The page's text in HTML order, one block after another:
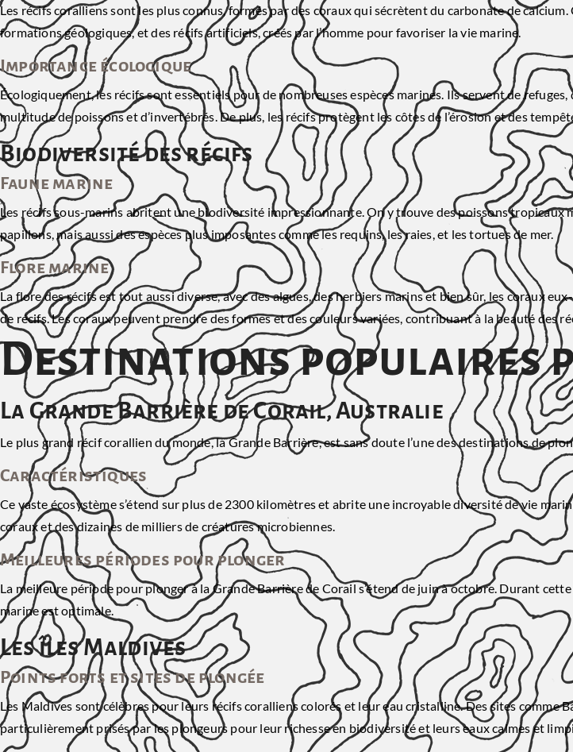
Les récifs coralliens sont les plus connus, formés par des coraux qui sécrètent du carbonate de
formations géologiques, et des récifs artificiels, créés par l’homme pour favoriser la vie marine.
Importance écologique
Écologiquement, les récifs sont essentiels pour de nombreuses espèces marines. Ils servent de
multitude de poissons et d’invertébrés. De plus, les récifs protègent les côtes de l’érosion et des
Biodiversité des récifs
Faune marine
Les récifs sous-marins abritent une biodiversité impressionnante. On y trouve des poissons tropicaux
papillons, mais aussi des espèces plus imposantes comme les requins, les raies, et les tortues de mer.
Flore marine
La flore des récifs est tout aussi diverse, avec des algues, des herbiers marins et bien sûr, les coraux
de récifs. Les coraux peuvent prendre des formes et des couleurs variées, contribuant à la beauté des
Destinations populaires
La Grande Barrière de Corail, Australie
Le plus grand récif corallien du monde, la Grande Barrière, est sans doute l’une des destinations de
Caractéristiques
Ce vaste écosystème s’étend sur plus de 2300 kilomètres et abrite une incroyable diversité de vie
coraux et des dizaines de milliers de créatures microbiennes.
Meilleures périodes pour plonger
La meilleure période pour plonger à la Grande Barrière de Corail s’étend de juin à octobre. Durant
marine est optimale.
Les îles Maldives
Points forts et sites de plongée
Les Maldives sont célèbres pour leurs récifs coralliens colorés et leur eau cristalline. Des sites comme
particulièrement prisés par les plongeurs pour leur richesse en biodiversité et leurs eaux calmes et